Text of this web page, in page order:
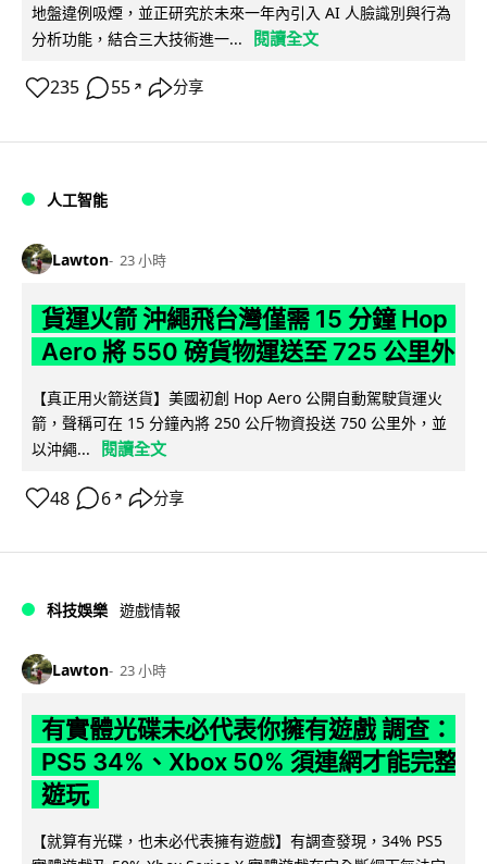
地盤違例吸煙，並正研究於未來一年內引入 AI 人臉識別與行為
分析功能，結合三大技術進一...
閱讀全文
235 55 ↗ 分享
人工智能
Lawton 23 小時
貨運火箭 沖繩飛台灣僅需 15 分鐘 Hop
Aero 將 550 磅貨物運送至 725 公里外
【真正用火箭送貨】美國初創 Hop Aero 公開自動駕駛貨運火
箭，聲稱可在 15 分鐘內將 250 公斤物資投送 750 公里外，並
以沖繩...
閱讀全文
48 6 ↗ 分享
科技娛樂 遊戲情報
Lawton 23 小時
有實體光碟未必代表你擁有遊戲 調查：
PS5 34%、Xbox 50% 須連網才能完整
遊玩
【就算有光碟，也未必代表擁有遊戲】有調查發現，34% PS5